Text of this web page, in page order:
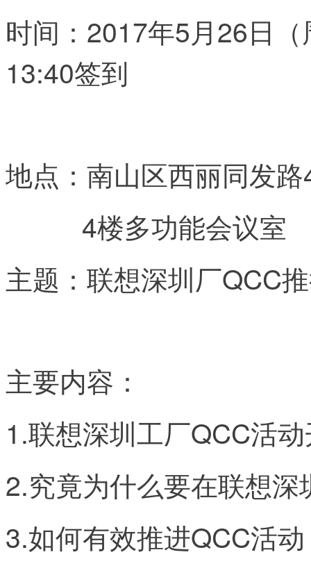
时间：2017年5月26日
13:40签到
地点：南山区西丽同发
4楼多功能会议室
主题：联想深圳厂QCC
主要内容：
1.联想深圳工厂QCC活
2.究竟为什么要在联想
3.如何有效推进QCC活